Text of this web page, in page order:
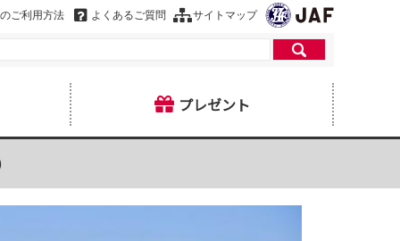
ご利用方法 よくあるご質問 サイトマップ
プレゼント